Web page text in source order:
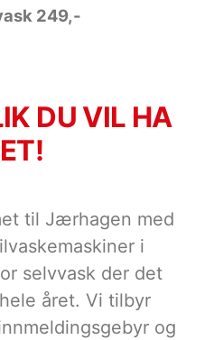
249,-
DU VIL HA
til Jærhagen med
i
selvvask der det
året. Vi tilbyr
og